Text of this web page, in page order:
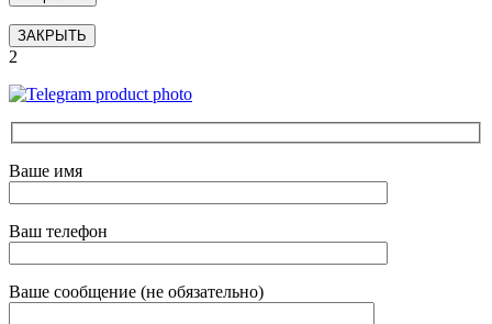
ЗАКРЫТЬ
2
Ваше имя
Ваш телефон
Ваше сообщение (не обязательно)